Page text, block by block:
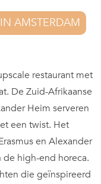
AMSTERDAM
restaurant met
De Zuid-Afrikaanse
Heim serveren
een twist. Het
en Alexander
high-end horeca.
die geïnspireerd